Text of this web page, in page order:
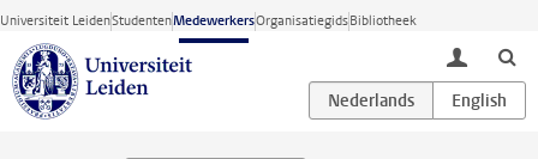
Ga direct naar de inhoud
Universiteit LeidenStudentenMedewerkersOrganisatiegidsBibliotheek
toggle